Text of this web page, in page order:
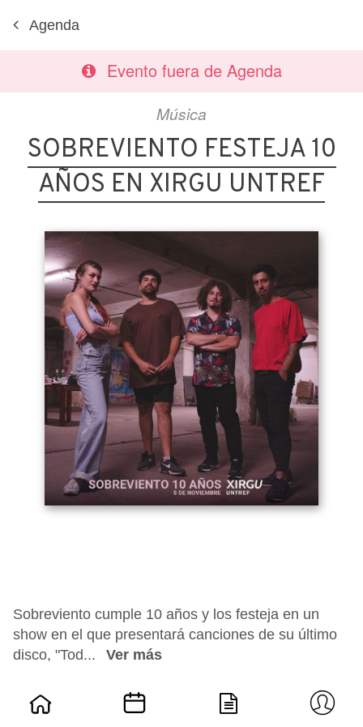
Agenda
Evento fuera de Agenda
Música
SOBREVIENTO FESTEJA 10
AÑOS EN XIRGU UNTREF
Sobreviento cumple 10 años y los festeja en un
show en el que presentará canciones de su último
disco, "Tod...
Ver más